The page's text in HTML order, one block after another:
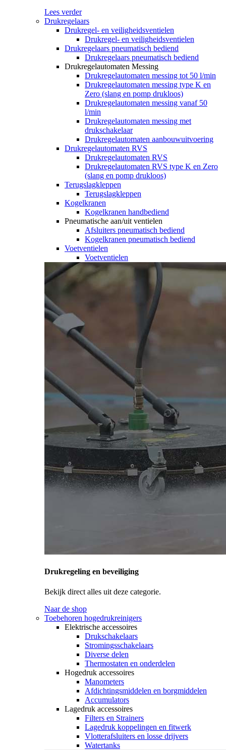
Lees verder
Drukregelaars
Drukregel- en veiligheidsventielen
Drukregel- en veiligheidsventielen
Drukregelaars pneumatisch bediend
Drukregelaars pneumatisch bediend
Drukregelautomaten Messing
Drukregelautomaten messing tot 50 l/min
Drukregelautomaten messing type K en
Zero (slang en pomp drukloos)
Drukregelautomaten messing vanaf 50
l/min
Drukregelautomaten messing met
drukschakelaar
Drukregelautomaten aanbouwuitvoering
Drukregelautomaten RVS
Drukregelautomaten RVS
Drukregelautomaten RVS type K en Zero
(slang en pomp drukloos)
Terugslagkleppen
Terugslagkleppen
Kogelkranen
Kogelkranen handbediend
Pneumatische aan/uit ventielen
Afsluiters pneumatisch bediend
Kogelkranen pneumatisch bediend
Voetventielen
Voetventielen
Drukregeling en beveiliging
Bekijk direct alles uit deze categorie.
Naar de shop
Toebehoren hogedrukreinigers
Elektrische accessoires
Drukschakelaars
Stromingsschakelaars
Diverse delen
Thermostaten en onderdelen
Hogedruk accessoires
Manometers
Afdichtingsmiddelen en borgmiddelen
Accumulators
Lagedruk accessoires
Filters en Strainers
Lagedruk koppelingen en fitwerk
Vlotterafsluiters en losse drijvers
Watertanks